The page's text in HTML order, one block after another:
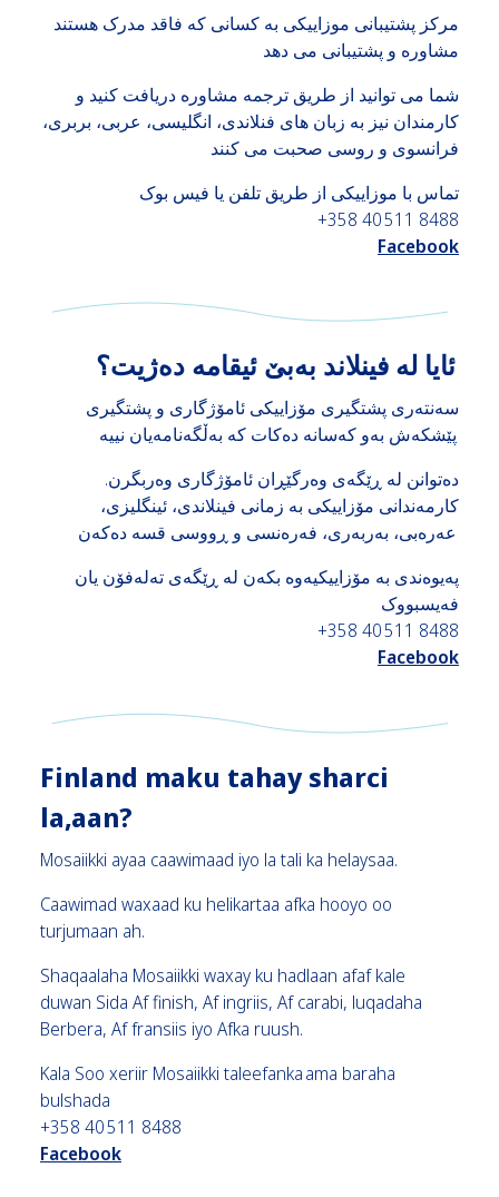
مرکز پشتیبانی موزاییکی به کسانی که فاقد مدرک هستند
مشاوره و پشتیبانی می دهد
شما می توانید از طریق ترجمه مشاوره دریافت کنید و
کارمندان نیز به زبان های فنلاندی، انگلیسی، عربی، بربری،
فرانسوی و روسی صحبت می کنند
تماس با موزاییکی از طریق تلفن یا فیس بوک
+358 40 511 8488
Facebook
سەنتەری پشتگیری مۆزاییکی ئامۆژگاری و پشتگیری
دەتوانن لە ڕێگەی وەرگێڕان ئامۆژگاری وەربگرن.
کارمەندانی مۆزاییکی بە زمانی فینلاندی، ئینگلیزی،
پەیوەندی بە مۆزاییکیەوە بکەن لە ڕێگەی تەلەفۆن یان
فەیسبووک
+358 40 511 8488
Facebook
Finland maku tahay sharci
la,aan?
Mosaiikki ayaa caawimaad iyo la tali ka helaysaa.
Caawimad waxaad ku helikartaa afka hooyo oo
turjumaan ah.
Shaqaalaha Mosaiikki waxay ku hadlaan afaf kale
duwan Sida Af finish, Af ingriis, Af carabi, luqadaha
Berbera, Af fransiis iyo Afka ruush.
Kala Soo xeriir Mosaiikki taleefanka ama baraha
bulshada
+358 40 511 8488
Facebook